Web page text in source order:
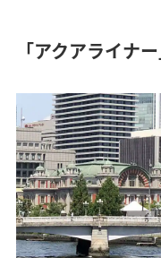
「アクアライナ